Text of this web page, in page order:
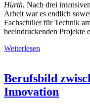
Hürth. Nach drei
Arbeit war es endlich
Fachschüler für Technik
beeindruckenden Projekte
Weiterlesen
Berufsbild
Innovation